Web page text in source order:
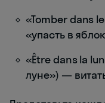
«Tomber dans
«упасть в
«Être dans la
луне») —